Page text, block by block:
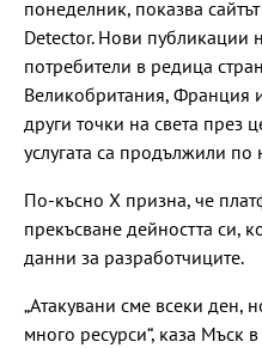
понеделник, показва
Detector. Нови публикации
потребители в редица
Великобритания, Франция
други точки на света през
услугата са продължили по
По-късно X призна, че
прекъсване дейността си,
данни за разработчиците.
„Атакувани сме всеки ден,
много ресурси“, каза Мъск